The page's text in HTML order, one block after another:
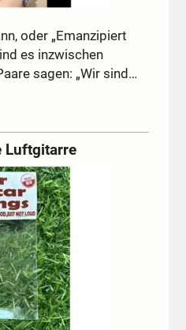
oder „Emanzipiert
es inzwischen
sagen: „Wir sind…
Luftgitarre